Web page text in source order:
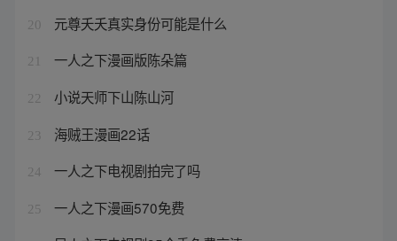
20 元尊夭夭真实身份可能是什么
21 一人之下漫画版陈朵篇
22 小说天师下山陈山河
23 海贼王漫画22话
24 一人之下电视剧拍完了吗
25 一人之下漫画570免费